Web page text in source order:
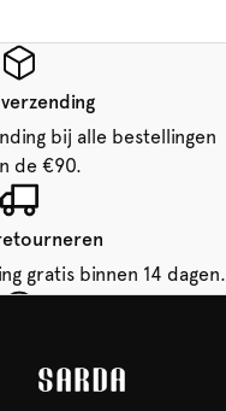
bij alle bestellingen
de €90.
gratis binnen 14 dagen.
van SARDA — je eerste